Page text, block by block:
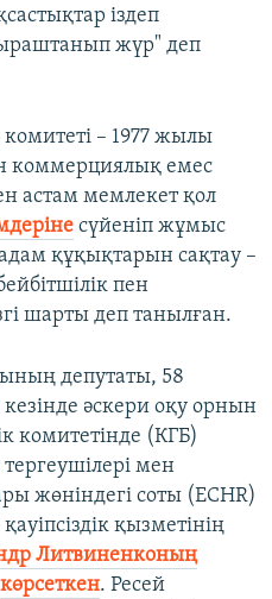
іздеп
жүр" деп
– 1977 жылы
коммерциялық емес
астам мемлекет қол
сүйеніп жұмыс
адам құқықтарын сақтау –
пен
шарты деп танылған.
депутаты, 58
әскери оқу орнын
комитетінде (КГБ)
мен
жөніндегі соты (ECHR)
қызметінің
Литвиненконың
көрсеткен. Ресей